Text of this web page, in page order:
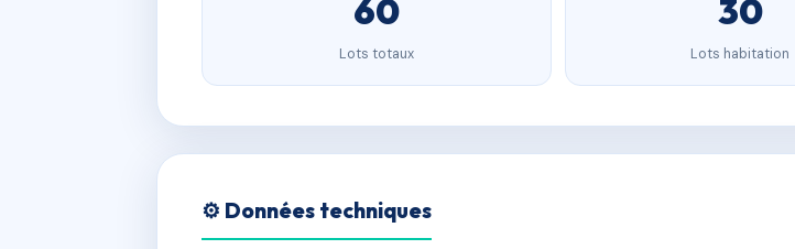
60
Lots totaux
30
Lots habitation
⚙️ Données techniques